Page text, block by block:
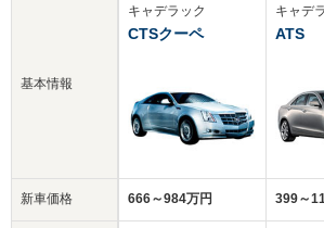
基本情報
新車価格
キャデラック
CTSクーペ
666～984万円
キャデ
ATS
399～